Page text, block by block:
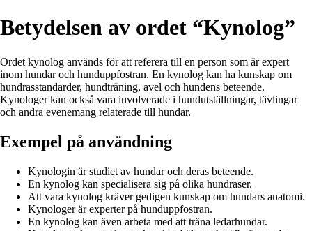
Betydelsen av ordet “Kynolog”
Ordet kynolog används för att referera till en person som är expert
inom hundar och hunduppfostran. En kynolog kan ha kunskap om
hundrasstandarder, hundträning, avel och hundens beteende.
Kynologer kan också vara involverade i hundutställningar, tävlingar
och andra evenemang relaterade till hundar.
Exempel på användning
Kynologin är studiet av hundar och deras beteende.
En kynolog kan specialisera sig på olika hundraser.
Att vara kynolog kräver gedigen kunskap om hundars anatomi.
Kynologer är experter på hunduppfostran.
En kynolog kan även arbeta med att träna ledarhundar.